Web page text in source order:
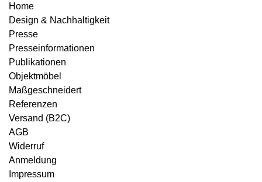
Home
Design & Nachhaltigkeit
Presse
Presseinformationen
Publikationen
Objektmöbel
Maßgeschneidert
Referenzen
Versand (B2C)
AGB
Widerruf
Anmeldung
Impressum